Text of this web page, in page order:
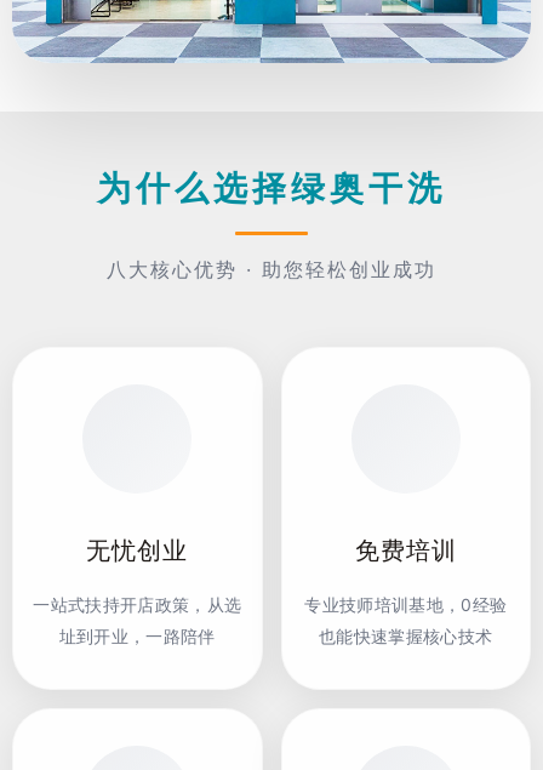
为什么选择绿奥干洗
八大核心优势 · 助您轻松创业成功
无忧创业
一站式扶持开店政策，从选
址到开业，一路陪伴
免费培训
专业技师培训基地，0经验
也能快速掌握核心技术